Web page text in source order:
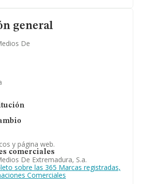
general
De
y página web.
comerciales
De Extremadura, S.a.
sobre las 365 Marcas registradas,
Comerciales